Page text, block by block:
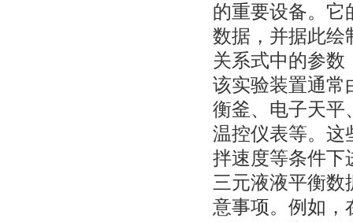
的重要设备。它
数据，并据此绘
关系式中的参数
该实验装置通常
衡釜、电子天平
温控仪表等。这
拌速度等条件下
三元液液平衡
意事项。例如，